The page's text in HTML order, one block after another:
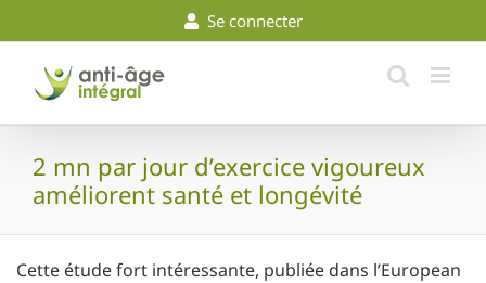
to
content
Se connecter
2 mn par jour d’exercice vigoureux
améliorent santé et longévité
Cette étude fort intéressante, publiée dans l’European